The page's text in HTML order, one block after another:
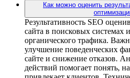
Как можно оценить
Результативность SEO
сайта в поисковых системах
органического трафика.
улучшение поведенческих
сайте и снижение отказов.
действий помогает понять,